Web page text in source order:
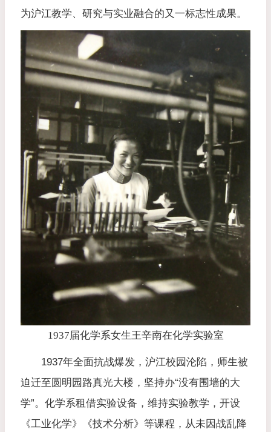
为沪江教学、研究与实业融合的又一标志性成果。
1937届化学系女生王辛南在化学实验室
1937年全面抗战爆发，沪江校园沦陷，师生被
迫迁至圆明园路真光大楼，坚持办“没有围墙的大
学”。化学系租借实验设备，维持实验教学，开设
《工业化学》《技术分析》等课程，从未因战乱降